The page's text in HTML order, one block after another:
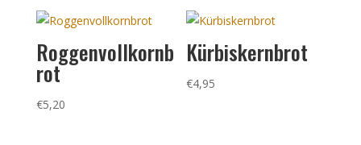
Roggenvollkornb
rot
€5,20
Kürbiskernbrot
€4,95